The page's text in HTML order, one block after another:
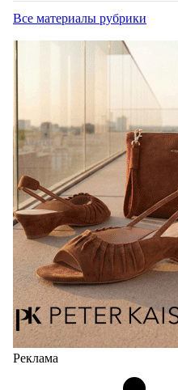
Все материалы рубрики
Реклама